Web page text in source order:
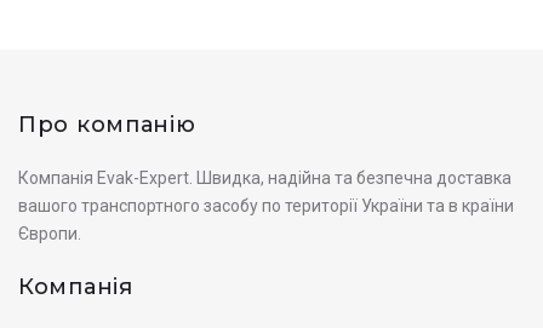
Про компанію
Компанія Evak-Expert. Швидка, надійна та безпечна доставка
вашого транспортного засобу по території України та в країни
Європи.
Компанія